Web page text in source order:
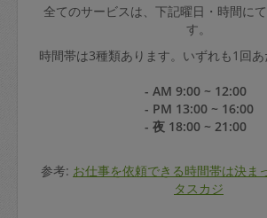
全てのサービスは、下記曜日・時間に
す。
時間帯は3種類あります。いずれも1回あ
- AM 9:00 ~ 12:00
- PM 13:00 ~ 16:00
- 夜 18:00 ~ 21:00
参考: お仕事を依頼できる時間帯は決ま
タスカジ